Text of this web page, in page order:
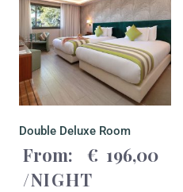
Double Deluxe Room
From: € 196,00
/NIGHT